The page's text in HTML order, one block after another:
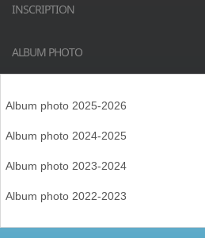
INSCRIPTION
ALBUM PHOTO
Album photo 2025-2026
Album photo 2024-2025
Album photo 2023-2024
Album photo 2022-2023